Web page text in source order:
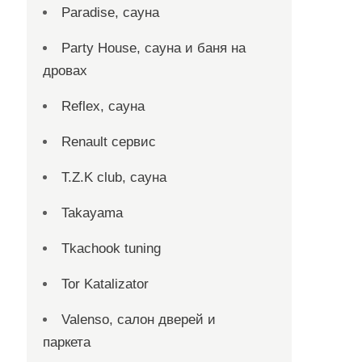
Paradise, сауна
Party House, сауна и баня на
дровах
Reflex, сауна
Renault сервис
T.Z.K club, сауна
Takayama
Tkachook tuning
Tor Katalizator
Valenso, салон дверей и
паркета